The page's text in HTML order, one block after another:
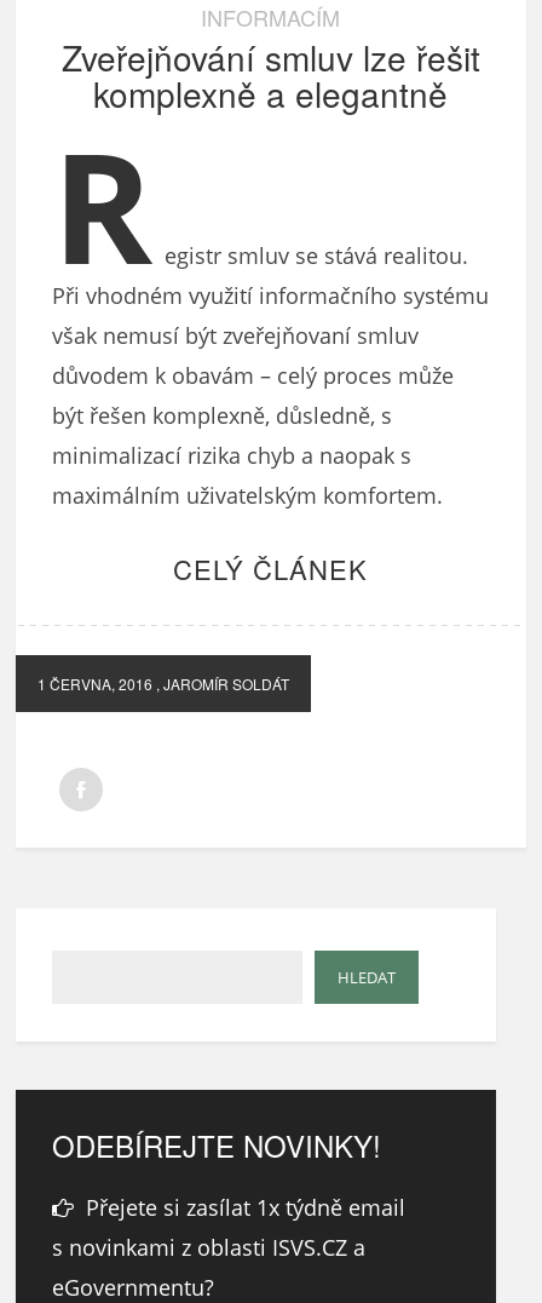
INFORMACÍM
Zveřejňování smluv lze řešit
komplexně a elegantně
R egistr smluv se stává realitou.
Při vhodném využití informačního systému
však nemusí být zveřejňovaní smluv
důvodem k obavám – celý proces může
být řešen komplexně, důsledně, s
minimalizací rizika chyb a naopak s
maximálním uživatelským komfortem.
CELÝ ČLÁNEK
1 ČERVNA, 2016 , JAROMÍR SOLDÁT
ODEBÍREJTE NOVINKY!
Přejete si zasílat 1x týdně email
s novinkami z oblasti ISVS.CZ a
eGovernmentu?